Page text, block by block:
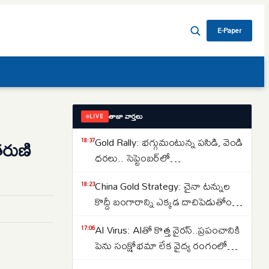
E-Paper
LIVE తాజా వార్తలు
18:37Gold Rally: భగ్గుమంటున్న పసిడి, వెండి
ధరలు.. సెప్టెంబర్‌లో
18:23China Gold Strategy: చైనా టన్నుల
కొద్దీ బంగారాన్ని ఎక్కడ దాచిపెడుతోందో
వెనుక అసలు కథ ఇదే..
17:06AI Virus: AIతో కొత్త వైరస్‌..ప్రపంచానికి
పెను సంక్షోభమా లేక వైద్య రంగంలో